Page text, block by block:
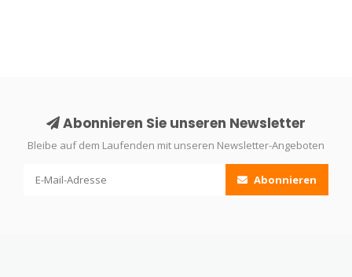
Abonnieren Sie unseren Newsletter
Bleibe auf dem Laufenden mit unseren Newsletter-Angeboten
Abonnieren